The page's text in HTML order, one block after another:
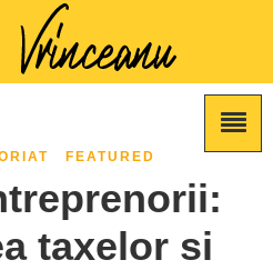
FEATURED
taxelor si